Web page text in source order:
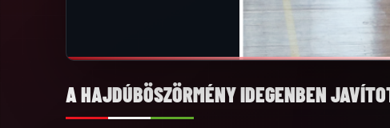
A HAJDÚBÖSZÖRMÉNY IDEGENBEN